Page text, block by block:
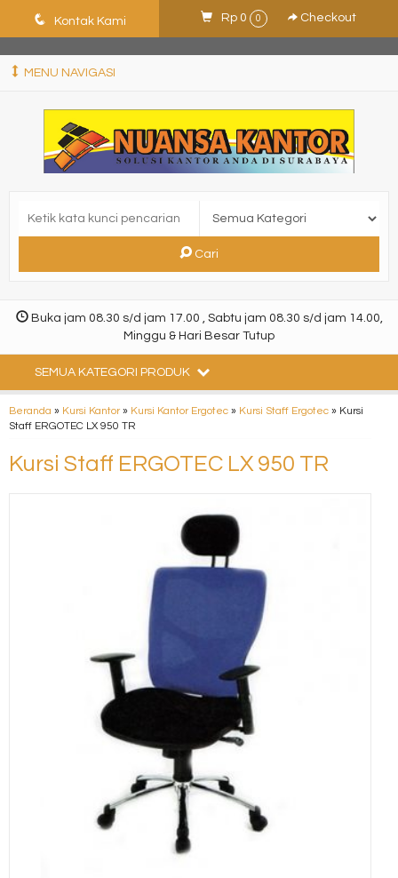
ShHJDjQkcPDuLJpz5vo9xB9ewDNF0CFUN1SBEXTVeWo
q Kontak Kami Rp 0 0 Checkout
MENU NAVIGASI
Cari
Buka jam 08.30 s/d jam 17.00 , Sabtu jam 08.30 s/d jam 14.00,
Minggu & Hari Besar Tutup
SEMUA KATEGORI PRODUK
Beranda » Kursi Kantor» Kursi Kantor Ergotec » Kursi Staff Ergotec » Kursi
Staff ERGOTEC LX 950 TR
Kursi Staff ERGOTEC LX 950 TR